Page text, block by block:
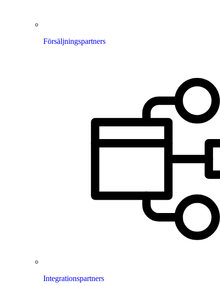
Försäljningspartners
Integrationspartners